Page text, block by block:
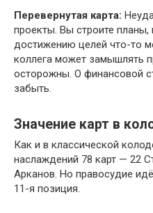
Перевернутая карта:
проекты. Вы строите
достижению целей что-то
коллега может замышлять
осторожны. О финансовой
забыть.
Значение карт в
Как и в классической
наслаждений 78 карт — 22
Арканов. Но правосудие
11-я позиция.